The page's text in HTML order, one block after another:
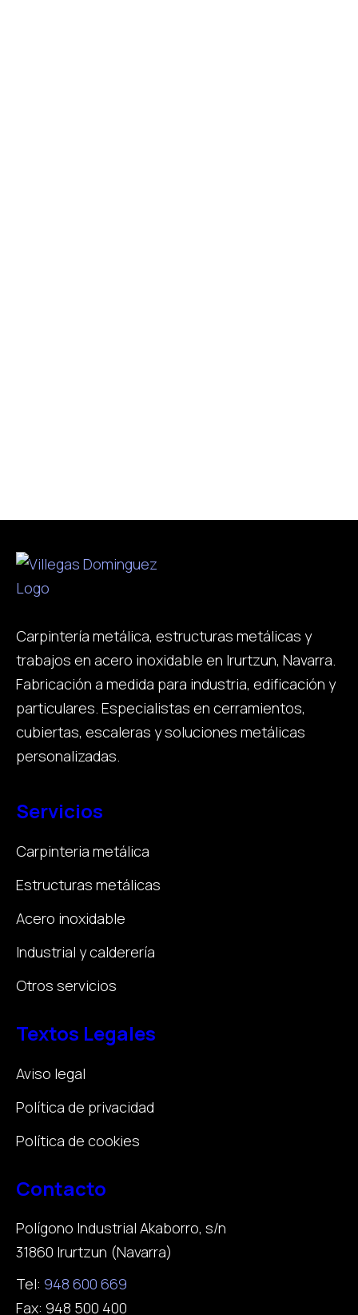
Carpintería metálica, estructuras metálicas y
trabajos en acero inoxidable en Irurtzun, Navarra.
Fabricación a medida para industria, edificación y
particulares. Especialistas en cerramientos,
cubiertas, escaleras y soluciones metálicas
personalizadas.
Servicios
Carpinteria metálica
Estructuras metálicas
Acero inoxidable
Industrial y calderería
Otros servicios
Textos Legales
Aviso legal
Política de privacidad
Política de cookies
Contacto
Polígono Industrial Akaborro, s/n
31860 Irurtzun (Navarra)
Tel: 948 600 669
Fax: 948 500 400